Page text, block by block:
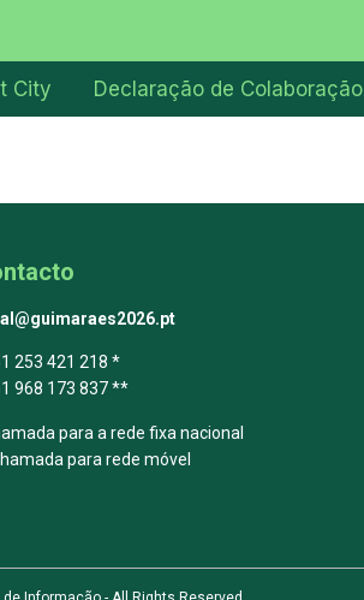
City Declaração de Colaboração
253 421 218 *
968 173 837 **
para a rede fixa nacional
para rede móvel